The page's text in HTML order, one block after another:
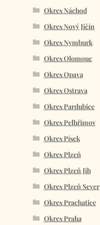
Okres Náchod
Okres Nový Jičín
Okres Nymburk
Okres Olomouc
Okres Opava
Okres Ostrava
Okres Pardubice
Okres Pelhřimov
Okres Písek
Okres Plzeň
Okres Plzeň Jih
Okres Plzeň Sever
Okres Prachatice
Okres Praha